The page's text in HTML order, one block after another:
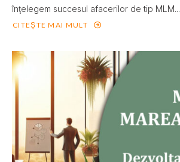
înţelegem succesul afacerilor de tip MLM...
CITEȘTE MAI MULT